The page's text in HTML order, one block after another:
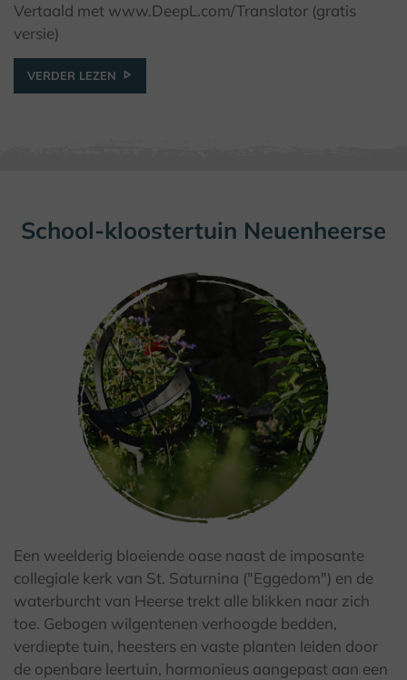
Vertaald met www.DeepL.com/Translator (gratis
versie)
VERDER LEZEN
School-kloostertuin Neuenheerse
© Kulturland Kreis Höxter / F. Grawe
Een weelderig bloeiende oase naast de imposante
collegiale kerk van St. Saturnina ("Eggedom") en de
waterburcht van Heerse trekt alle blikken naar zich
toe. Gebogen wilgentenen verhoogde bedden,
verdiepte tuin, heesters en vaste planten leiden door
de openbare leertuin, harmonieus aangepast aan een